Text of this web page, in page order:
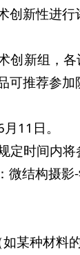
新性进行
创新组，
推荐参加
11日。
定时间内
微结构摄影
某种材料